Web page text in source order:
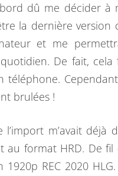
dû me décider
la dernière
et me
De fait,
téléphone.
brulées !
l’import m’avait
au format HRD. De
1920p REC 2020